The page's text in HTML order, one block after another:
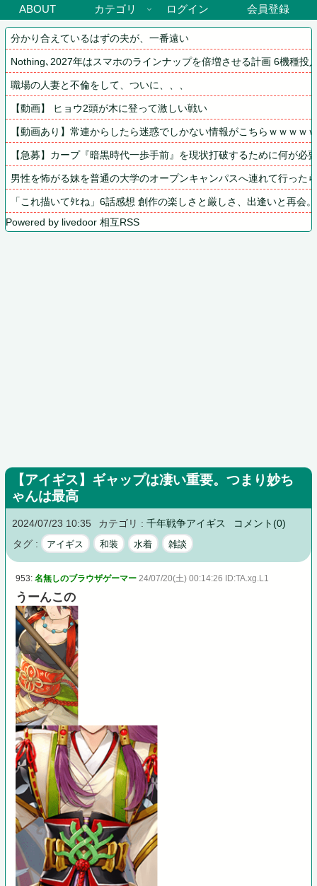
ABOUT カテゴリ ログイン 会員登録
分かり合えているはずの夫が、一番遠い
Nothing､2027年はスマホのラインナップを倍増させる計画 6機種投
職場の人妻と不倫をして、ついに、、、
【動画】 ヒョウ2頭が木に登って激しい戦い
【動画あり】常連からしたら迷惑でしかない情報がこちらｗｗｗｗｗ
【急募】カープ『暗黒時代一歩手前』を現状打破するために何が必
男性を怖がる妹を普通の大学のオープンキャンパスへ連れて行った
「これ描いてﾀﾋね」6話感想 創作の楽しさと厳しさ、出逢いと再会
Powered by livedoor 相互RSS
【アイギス】ギャップは凄い重要。つまり妙ち
ゃんは最高
2024/07/23 10:35 カテゴリ :千年戦争アイギス
コメント(0)
タグ :
アイギス 和装 水着 雑談
953:名無しのブラウザゲーマー 24/07/20(土) 00:14:26 ID:TA.xg.L1
うーんこの